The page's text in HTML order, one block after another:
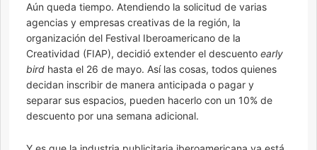
Aún queda tiempo. Atendiendo la solicitud de varias
agencias y empresas creativas de la región, la
organización del Festival Iberoamericano de la
Creatividad (FIAP), decidió extender el descuento early
bird hasta el 26 de mayo. Así las cosas, todos quienes
decidan inscribir de manera anticipada o pagar y
separar sus espacios, pueden hacerlo con un 10% de
descuento por una semana adicional.